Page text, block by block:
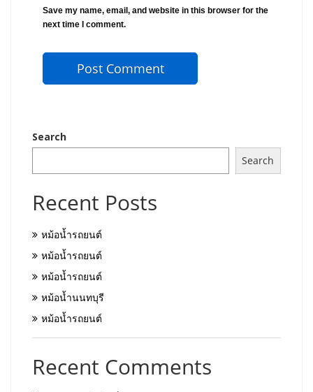
Save my name, email, and website in this browser for the
next time I comment.
Search
Search
Recent Posts
หม้อน้ำรถยนต์
หม้อน้ำรถยนต์
หม้อน้ำรถยนต์
หม้อน้ำนนทบุรี
หม้อน้ำรถยนต์
Recent Comments